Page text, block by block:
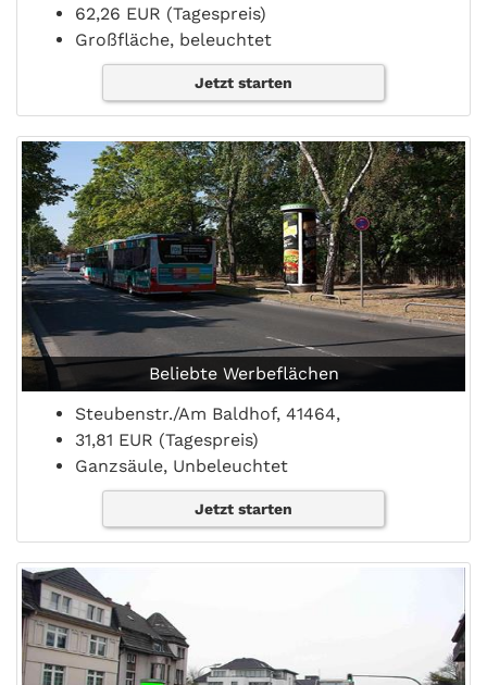
62,26 EUR (Tagespreis)
Großfläche, beleuchtet
Jetzt starten
Beliebte Werbeflächen
Steubenstr./Am Baldhof, 41464,
31,81 EUR (Tagespreis)
Ganzsäule, Unbeleuchtet
Jetzt starten